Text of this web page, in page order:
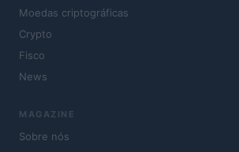
Moedas criptográficas
Crypto
Fisco
News
MAGAZINE
Sobre nós